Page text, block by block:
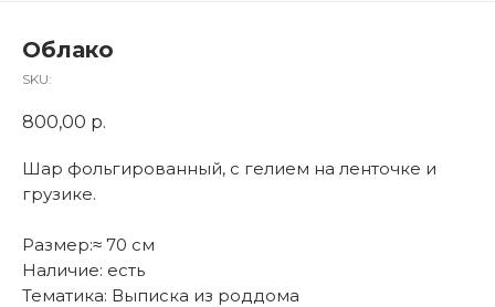
Облако
SKU:
800,00 р.
Шар фольгированный, с гелием на ленточке и
грузике.
Размер:≈ 70 см
Наличие: есть
Тематика: Выписка из роддома